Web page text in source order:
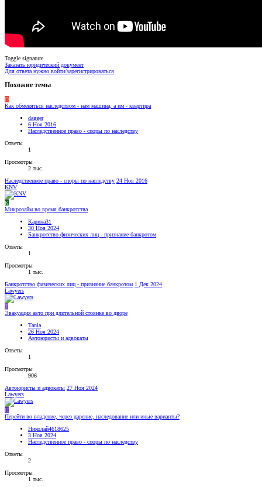
Toggle signature
Заказать юридический документ
Для ответа нужно войти/зарегистрироваться
Похожие темы
D
Как обменяться наследством - нам машина, а им - квартира
dagger
6 Ноя 2016
Наследственное право - споры по наследству
Ответы
1
Просмотры
2 тыс.
Наследственное право - споры по наследству 24 Ноя 2016
KNV
К
Микрозайм во время банкротства
Карина31
30 Ноя 2024
Банкротство физических лиц - признание банкротом
Ответы
1
Просмотры
1 тыс.
Банкротство физических лиц - признание банкротом 1 Дек 2024
Lawyers
Т
Эвакуация авто при длительной стоянке во дворе
Таnia
26 Ноя 2024
Автоюристы и адвокаты
Ответы
1
Просмотры
906
Автоюристы и адвокаты 27 Ноя 2024
Lawyers
Н
Перейти во владение, через дарение, наследование или иные варианты?
Николай4618625
3 Ноя 2024
Наследственное право - споры по наследству
Ответы
2
Просмотры
1 тыс.